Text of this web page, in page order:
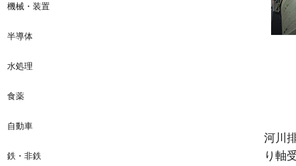
機械・装置
半導体
水処理
食薬
自動車
鉄・非鉄
河川
り軸